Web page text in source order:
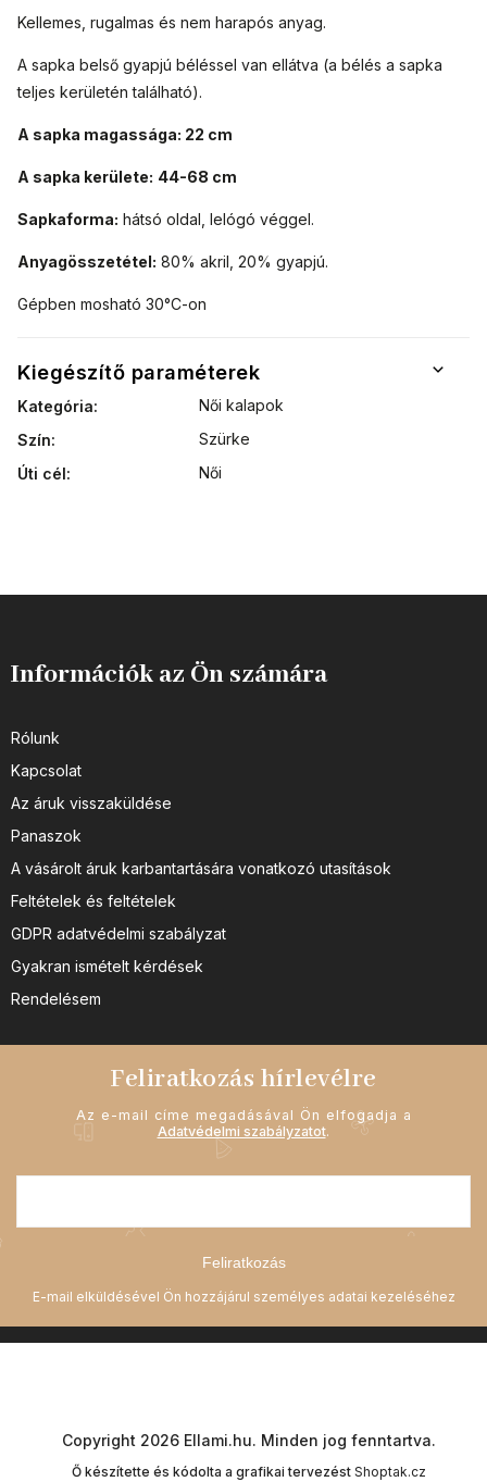
Kellemes, rugalmas és nem harapós anyag.
A sapka belső gyapjú béléssel van ellátva (a bélés a sapka
teljes kerületén található).
A sapka magassága: 22 cm
A sapka kerülete: 44-68 cm
Sapkaforma: hátsó oldal, lelógó véggel.
Anyagösszetétel: 80% akril, 20% gyapjú.
Gépben mosható 30°C-on
Kiegészítő paraméterek
Kategória:
Női kalapok
Szín:
Szürke
Úti cél: Női
Információk az Ön számára
Rólunk
Kapcsolat
Az áruk visszaküldése
Panaszok
A vásárolt áruk karbantartására vonatkozó utasítások
Feltételek és feltételek
GDPR adatvédelmi szabályzat
Gyakran ismételt kérdések
Rendelésem
Feliratkozás hírlevélre
Az e-mail címe megadásával Ön elfogadja a
Adatvédelmi szabályzatot.
Feliratkozás
Copyright 2026 Ellami.hu. Minden jog fenntartva.
Ő készítette és kódolta a grafikai tervezést Shoptak.cz